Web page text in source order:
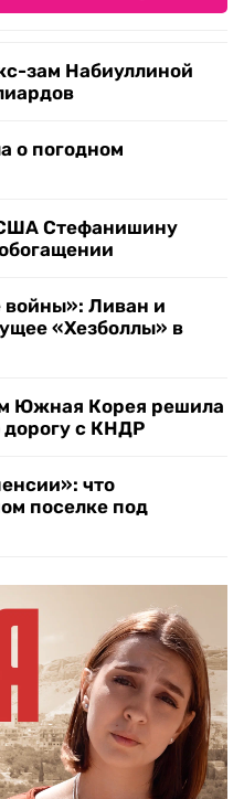
зам Набиуллиной
о погодном
Стефанишину
войны»: Ливан и
«Хезболлы» в
Южная Корея решила
дорогу с КНДР
что
поселке под